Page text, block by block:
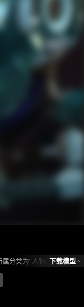
次世代的方式制作科技感的机器人头盔。 模型所属分类为“人物角色-机甲/机器人”，模型风格为写实，模型ID为101277，本模型由设计师 Huan环 在2024-08-19 19:51:54上传，含.fbx，.gltf，.max(3dsMax)相关源文件下载格式，点数为60961，面数为81558，材质数为2，贴图数为10，CG美术之家持续为您更新与数字孪生、影视动画和游戏VR等相关优质资源。
下载模型